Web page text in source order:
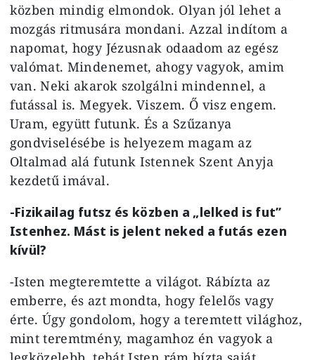
közben mindig elmondok. Olyan jól lehet a
mozgás ritmusára mondani. Azzal indítom a
napomat, hogy Jézusnak odaadom az egész
valómat. Mindenemet, ahogy vagyok, amim
van. Neki akarok szolgálni mindennel, a
futással is. Megyek. Viszem. Ő visz engem.
Uram, együtt futunk. És a Szűzanya
gondviselésébe is helyezem magam az
Oltalmad alá futunk Istennek Szent Anyja
kezdetű imával.
-Fizikailag futsz és közben a „lelked is fut”
Istenhez. Mást is jelent neked a futás ezen
kívül?
-Isten megteremtette a világot. Rábízta az
emberre, és azt mondta, hogy felelős vagy
érte. Úgy gondolom, hogy a teremtett világhoz,
mint teremtmény, magamhoz én vagyok a